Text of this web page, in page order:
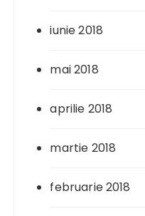
iunie 2018
mai 2018
aprilie 2018
martie 2018
februarie 2018